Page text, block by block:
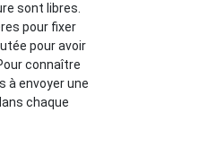
sont libres.
pour fixer
pour avoir
connaître
à envoyer une
chaque